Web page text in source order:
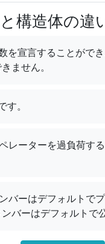
構造体の違
を宣言することがで
ません。
。
レーターを過負荷す
バーはデフォルトで
バーはデフォルトで